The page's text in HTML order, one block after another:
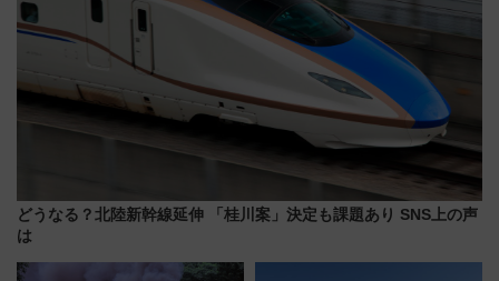
どうなる？北陸新幹線延伸 「桂川案」決定も課題あり SNS上の声
は